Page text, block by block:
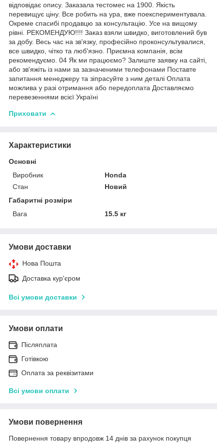
відповідає опису. Заказала тестомес на 1900. Якість
перевищує ціну. Все робить на ура, вже поекспериментувала.
Окреме спасибі продавцю за консультацію. Усе на вищому
рівні. РЕКОМЕНДУЮ!!!! Заказ взяли швидко, виготовлений був
за добу. Весь час на зв'язку, професійно проконсультувалися,
все швидко, чітко та люб'язно. Приємна компанія, всім
рекомендуємо. 04 Як ми працюємо? Залиште заявку на сайті,
або зв'яжіть із нами за зазначеними телефонами Поставте
запитання менеджеру та зіпрасуйте з ним деталі Оплата
можлива у разі отримання або передоплата Доставляємо
перевезеннями всієї Україні
Приховати
Характеристики
Основні
Виробник
Honda
Стан
Новий
Габаритні розміри
Вага
15.5 кг
Умови доставки
Нова Пошта
Доставка кур'єром
Всі умови доставки
Умови оплати
Післяплата
Готівкою
Оплата за реквізитами
Всі умови оплати
Умови повернення
Повернення товару впродовж 14 днів за рахунок покупця